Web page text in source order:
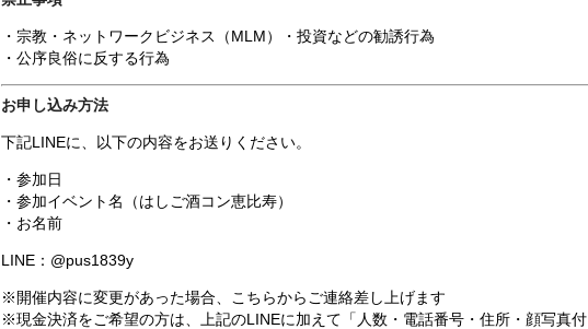
・宗教・ネットワークビジネス（MLM）・投資などの勧誘行為
・公序良俗に反する行為
お申し込み方法
下記LINEに、以下の内容をお送りください。
・参加日
・参加イベント名（はしご酒コン恵比寿）
・お名前
LINE： @pus1839y
※開催内容に変更があった場合、こちらからご連絡差し上げます
※現金決済をご希望の方は、上記のLINEに加えて「人数・電話番号・住所・顔写真付